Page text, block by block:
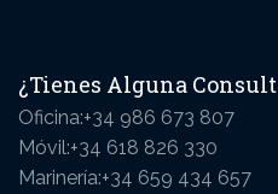
¿Tienes Alguna
Oficina:+34 986 673 807
Móvil:+34 618 826 330
Marinería:+34 659 434 657